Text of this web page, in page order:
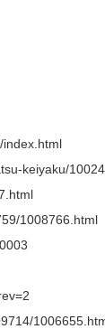
keiyaku/
1008766.html